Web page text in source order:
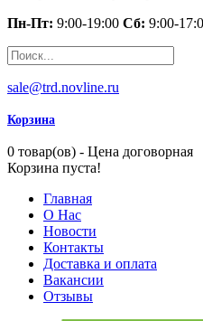
Пн-Пт: 9:00-19:00 Сб: 9:00-
sale@trd.novline.ru
Корзина
0 товар(ов) - Цена договорная
Корзина пуста!
Главная
О Нас
Новости
Контакты
Доставка и оплата
Вакансии
Отзывы